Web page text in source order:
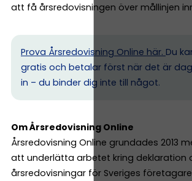
att få årsredovisningen över mållinjen
Prova Årsredovisning Online här. Du
gratis och betalar först när det är
in – du binder dig inte till något.
Om Årsredovisning Online
Årsredovisning Online grundades 2013
att underlätta arbetet kring deklaration
årsredovisningar för Sveriges